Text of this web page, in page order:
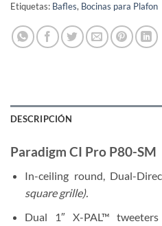
Etiquetas: Bafles, Bocinas para Plafon
DESCRIPCIÓN
Paradigm CI Pro P80-SM
In-ceiling round, Dual-
square grille).
Dual 1″ X-PAL™